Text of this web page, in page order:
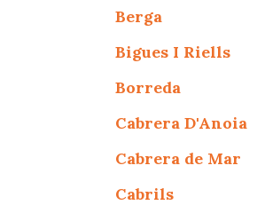
Berga
Bigues I Riells
Borreda
Cabrera D'Anoia
Cabrera de Mar
Cabrils